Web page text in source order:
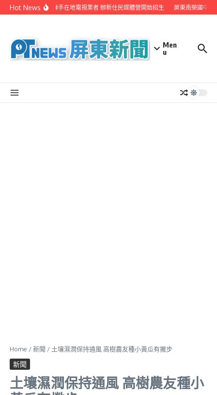
Skip to content
Hot News屏縣府聯手在地電視業者 辦新住民媒體營開始招生 屏東南榮國中赴
Men
u
Home /新聞 / 土壤濕潤保持通風 高樹農友種小黃瓜有撇步
新聞
土壤濕潤保持通風 高樹農友種小